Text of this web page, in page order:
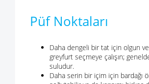
Püf Noktaları
Daha dengeli bir tat için olgun
greyfurt seçmeye çalışın;
suludur.
Daha serin bir içim için bardağı